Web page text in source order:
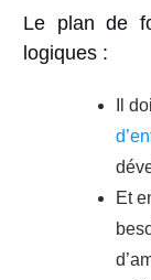
Le plan de
logiques :
Il
Et